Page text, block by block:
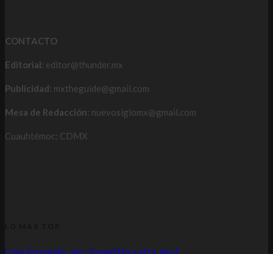
CONTACTO
Editorial: editor@thunder.mx
Publicidad: mxtheguide@gmail.com
Mesa de Redacción: nuevosiglomx@gmail.com
Cuauhtémoc; CDMX